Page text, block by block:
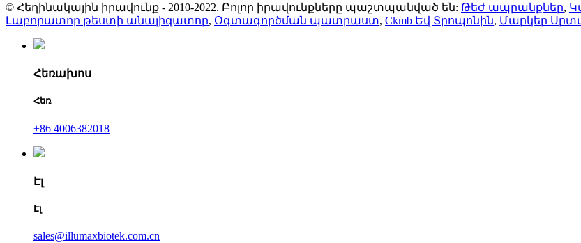
© Հեղինակային իրավունք - 2010-2022. Բոլոր իրավունքները պաշտպանված են: Թեժ ապրանքներ,
Լաբորատոր թեստի անալիզատոր, Օգտագործման պատրաստ, Ckmb Եվ Տրոպոնին, Մարկեր
Հեռախոս
Հեռ
+86 4006382018
Էլ
Էլ
sales@illumaxbiotek.com.cn